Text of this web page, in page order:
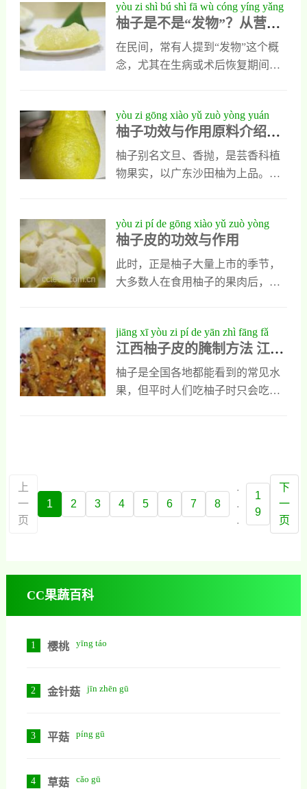
是不是发物”这个问题，我们需要从
营养学和中医角度综合分析。柚子
的营养价值柚子（Citrus maxima）
是一种常见的柑橘类水果，富含多
而广受喜爱。而近年来，柚子榨汁
作为一种便捷、健康的饮食方式，
正逐渐成为人们日常饮食中不可或
缺的一部分。那么，柚子榨汁喝的
将从营养学角度出发，带您深入了
解柚子榨汁的科学价值与健康功
效。二、柚子的营养成分解析柚子
属于芸香科柑橘属植物，其果肉富
yòu zi shì bú shì fā wù cóng yíng yǎng
xué jiǎo dù jiě xī yòu zi de jiàn kāng
zhēn xiàng
柚子是不是“发物”？从营养
学角度解析柚子的健康真相
在民间，常有人提到“发物”这个概
念，尤其在生病或术后恢复期间，
作为一种广受欢迎的水果，也常常
被问到：柚子是不是“发物”？本文
将从营养学和中医角度出发，科学
解析柚子是否属于“发物”，并探讨
术语，指某些食物可能诱发或加重
疾病，尤其在皮肤病、炎症、术后
恢复等阶段。常见的“发物”包括羊
肉、海鲜、韭菜等。然而，“发物”
断。现代营养学中
yòu zi gōng xiào yǔ zuò yòng yuán
liào jiè shào yíng yǎng fèn xī shì yí rén
qún shí liáo zuò yòng shí cái wén huà
柚子功效与作用原料介绍营
养分析适宜人群食疗作用食
材文化
柚子别名文旦、香抛，是芸香科植
物果实，以广东沙田柚为上品。其
有降血糖、降血脂、减肥美肤等功
效。柚肉味甘酸性寒，柚皮味辛苦
甘性温，有健脾止咳、理气止痛的
作用。一般人群均可食用，尤其适
虚便溏及糖尿病患者忌食。需特别
注意：服药期间（如降压药、抗过
敏药）禁食柚子，每天建议食用约
50克。
yòu zi pí de gōng xiào yǔ zuò yòng
柚子皮的功效与作用
此时，正是柚子大量上市的季节，
大多数人在食用柚子的果肉后，往
不但营养丰富，而且还具有暖胃、
化痰、润化喉咙等食疗作用。柚子
皮功效：在众多的秋令水果中，柚
子可算是个头最大的了，一般都在
维生素以及钙、磷、镁、钠等 人体
必需的元素，这是其他水果所难以
比拟的。每100克柚子含有0.7克蛋
jiāng xī yòu zi pí de yān zhì fāng fǎ
jiāng xī yòu zi pí de yān zhì qiào mén
江西柚子皮的腌制方法 江西
柚子皮的腌制窍门
柚子是全国各地都能看到的常见水
果，但平时人们吃柚子时只会吃它
吃。有些人在吃过以后也想自己腌
制，只是不知道应该怎么做，今天
小编就把它的腌制方法写出来分享
给大家。江西柚子皮的腌制方法1、
上
一
页
1 2 3 4 5 6 7 8
.
.
.
1
9
下
一
页
CC果蔬百科
1 樱桃 yīng táo
2 金针菇 jīn zhēn gū
3 平菇 píng gū
4 草菇 cǎo gū